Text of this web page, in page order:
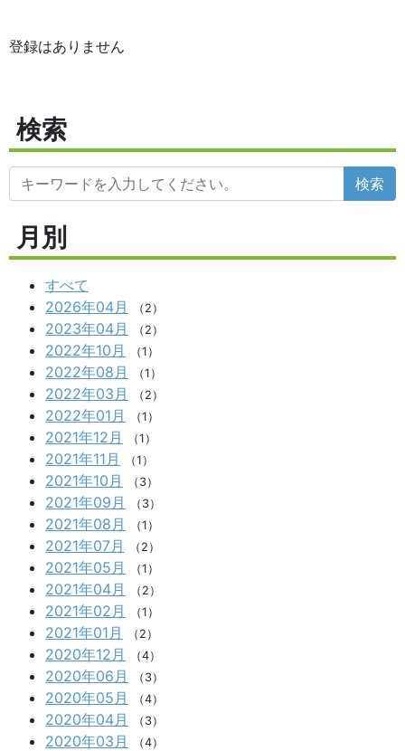
登録はありません
検索
検索
月別
すべて
2026年04月
（2）
2023年04月 （2）
2022年10月 （1）
2022年08月 （1）
2022年03月 （2）
2022年01月 （1）
2021年12月 （1）
2021年11月 （1）
2021年10月 （3）
2021年09月 （3）
2021年08月 （1）
2021年07月 （2）
2021年05月 （1）
2021年04月 （2）
2021年02月 （1）
2021年01月 （2）
2020年12月 （4）
2020年06月 （3）
2020年05月 （4）
2020年04月 （3）
2020年03月 （4）